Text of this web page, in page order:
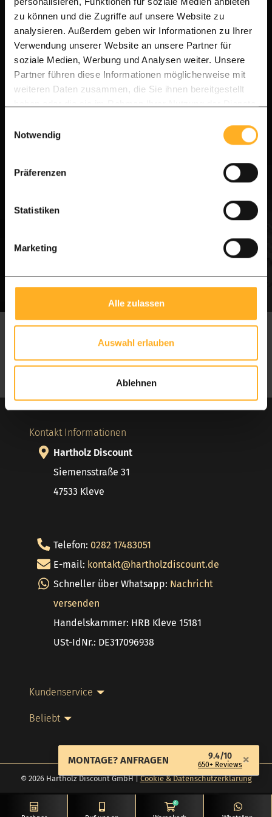
zu können und die Zugriffe auf unsere Website zu
analysieren. Außerdem geben wir Informationen zu Ihrer
Verwendung unserer Website an unsere Partner für
soziale Medien, Werbung und Analysen weiter. Unsere
Partner führen diese Informationen möglicherweise mit
weiteren Daten zusammen, die Sie ihnen bereitgestellt
Notwendig
Präferenzen
Statistiken
Marketing
Alle zulassen
Auswahl erlauben
Ablehnen
beauftragen, das gesamte endgültige Resultat
zu fotografieren. Dann sollten aber auch die
Möbel drauf sein. Diese werden vom Zoll hier in
Curaçao für eine Weile zurückgehalten. Wir sind
glücklich mit den Terrassendielen! Wir
vermieten unser Haus, dies gibt einen
besonders schönen Look. Und wir hatten noch
etwas Holz übrig, davon haben wir ein schönes
Jetzt Projekt berechnen
MONTAGE? ANFRAGEN 9.4/10
650+ Reviews×
0
Soziale Medien
Folgen Sie uns auf: Facebook
Instagram
Pinterest
Kontakt Informationen
Hartholz Discount
Siemensstraße 31
47533 Kleve
Telefon: 0282 17483051
E-mail: kontakt@hartholzdiscount.de
Schneller über Whatsapp: Nachricht
versenden
Handelskammer: HRB Kleve 15181
USt-IdNr.: DE317096938
Kundenservice
Beliebt
© 2026 Hartholz Discount GmbH |Cookie & Datenschutzerklärung